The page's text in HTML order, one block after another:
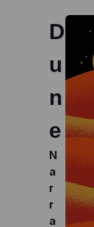
D
u
n
e
N
a
r
r
a